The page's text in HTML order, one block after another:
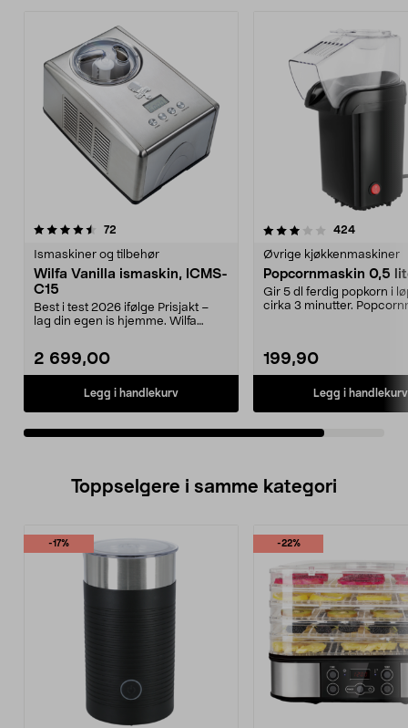
72
Ismaskiner og tilbehør
Wilfa Vanilla ismaskin, ICMS-
C15
Best i test 2026 ifølge Prisjakt –
lag din egen is hjemme. Wilfa
2 699,00
Legg i handlekurv
3.5av 5 stjerner 424
Øvrige kjøkkenmaskiner
Popcornmaskin 0,5
Gir 5 dl ferdig popkorn i
cirka 3 minutter.
199,90
Legg i handlekurv
Toppselgere i samme kategori
-17% -22%